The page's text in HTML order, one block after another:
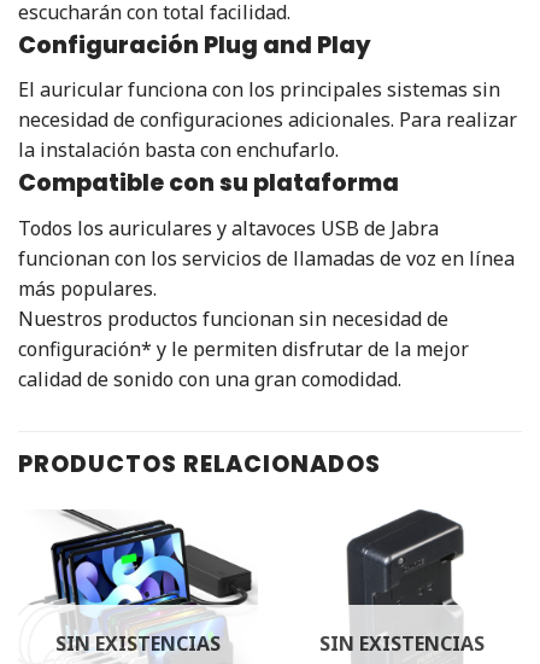
escucharán con total facilidad.
Configuración Plug and Play
El auricular funciona con los principales sistemas sin
necesidad de configuraciones adicionales. Para realizar
la instalación basta con enchufarlo.
Compatible con su plataforma
Todos los auriculares y altavoces USB de Jabra
funcionan con los servicios de llamadas de voz en línea
más populares.
Nuestros productos funcionan sin necesidad de
configuración* y le permiten disfrutar de la mejor
calidad de sonido con una gran comodidad.
PRODUCTOS RELACIONADOS
SIN EXISTENCIAS SIN EXISTENCIAS